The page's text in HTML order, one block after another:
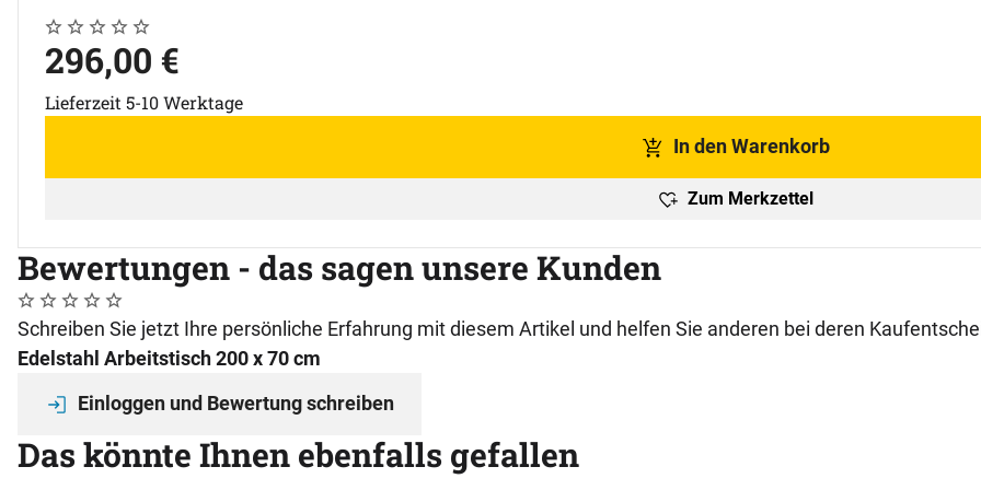
Noch keine Bewertungen abgegeben
0 Bewertungen
296,00 €
Lieferzeit 5-10 Werktage
In den Warenkorb
Zum Merkzettel
Bewertungen - das sagen unsere Kunden
Noch keine Bewertungen abgegeben
0 Bewertungen
Schreiben Sie jetzt Ihre persönliche Erfahrung mit diesem Artikel und helfen Sie anderen bei deren
Edelstahl Arbeitstisch 200 x 70 cm
Einloggen und Bewertung schreiben
Das könnte Ihnen ebenfalls gefallen